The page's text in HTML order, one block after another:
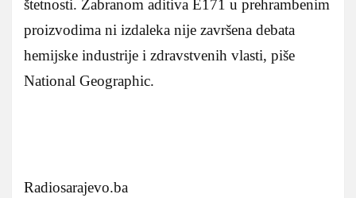
štetnosti. Zabranom aditiva E171 u prehrambenim
proizvodima ni izdaleka nije završena debata
hemijske industrije i zdravstvenih vlasti, piše
National Geographic.
Radiosarajevo.ba